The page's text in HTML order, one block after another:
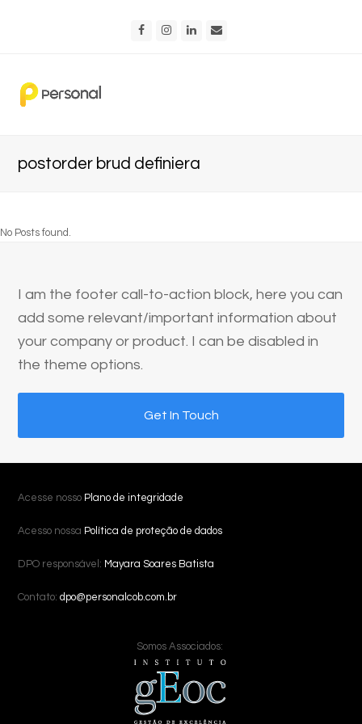
FacebookInstagram
LinkedIn
postorder brud definiera
No Posts found.
I am the footer call-to-action block, here you can
add some relevant/important information about
your company or product. I can be disabled in
the theme options.
Get In Touch
Acesse nosso Plano de integridade
Acesso nossa Política de proteção de dados
DPO responsável: Mayara Soares Batista
Contato:dpo@personalcob.com.br
Somos Associados: